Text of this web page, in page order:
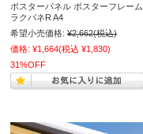
ポスターパネル ポスターフレーム
ラクパネR A4
希望小売価格: ¥2,662(税込)
価格: ¥1,664(税込 ¥1,830)
31%OFF